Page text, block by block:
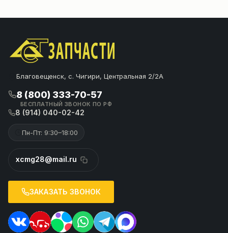
Благовещенск, с. Чигири, Центральная 2/2А
8 (800) 333-70-57
БЕСПЛАТНЫЙ ЗВОНОК ПО РФ
8 (914) 040-02-42
Пн-Пт: 9:30–18:00
xcmg28@mail.ru
ЗАКАЗАТЬ ЗВОНОК